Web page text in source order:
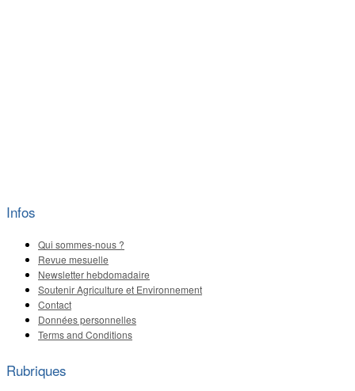
Infos
Qui sommes-nous ?
Revue mesuelle
Newsletter hebdomadaire
Soutenir Agriculture et Environnement
Contact
Données personnelles
Terms and Conditions
Rubriques